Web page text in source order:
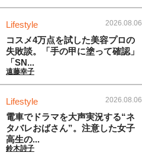
Lifestyle 2026.08.06
コスメ4万点を試した美容プロの
失敗談。「手の甲に塗って確認」
「SN...
遠藤幸子
Lifestyle 2026.08.06
電車でドラマを大声実況する“ネ
タバレおばさん”。注意した女子
高生の...
鈴木詩子